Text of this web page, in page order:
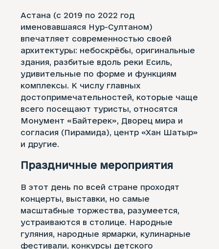
Астана (с 2019 по 2022 год
именовавшаяся Нур-Султаном)
впечатляет современностью своей
архитектуры: небоскрёбы, оригинальные
здания, разбитые вдоль реки Есиль,
удивительные по форме и функциям
комплексы. К числу главных
достопримечательностей, которые чаще
всего посещают туристы, относятся
Монумент «Байтерек», Дворец мира и
согласия (Пирамида), центр «Хан Шатыр»
и другие.
Праздничные мероприятия
В этот день по всей стране проходят
концерты, выставки, но самые
масштабные торжества, разумеется,
устраиваются в столице. Народные
гуляния, народные ярмарки, кулинарные
фестивали, конкурсы детского